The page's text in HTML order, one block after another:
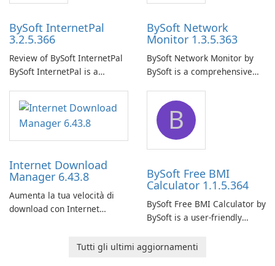
BySoft InternetPal
3.2.5.366
Review of BySoft InternetPal
BySoft InternetPal is a
application designed to
monitor your internet
connection and provide real-
time insights into its
BySoft Network
Monitor 1.3.5.363
BySoft Network Monitor by
BySoft is a comprehensive
designed to help businesses
effectively manage their
network infrastructure.
Internet Download
Manager 6.43.8
Aumenta la tua velocità di
download con Internet
B
BySoft Free BMI
Calculator 1.1.5.364
BySoft Free BMI Calculator by
BySoft is a user-friendly
designed to help you
Tutti gli ultimi aggiornamenti